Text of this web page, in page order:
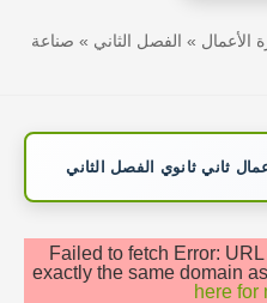
الأعمال » الفصل الثاني » صناعة
ثاني ثانوي الفصل الثاني
Failed to fetch Error:
exactly the same domain
here for